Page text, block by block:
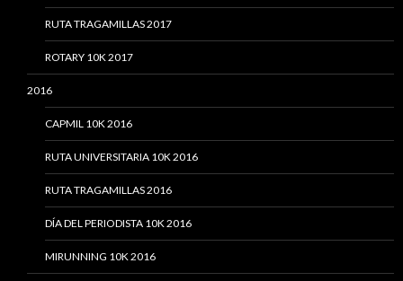
RUTA TRAGAMILLAS 2017
ROTARY 10K 2017
2016
CAPMIL 10K 2016
RUTA UNIVERSITARIA 10K 2016
RUTA TRAGAMILLAS 2016
DÍA DEL PERIODISTA 10K 2016
MIRUNNING 10K 2016